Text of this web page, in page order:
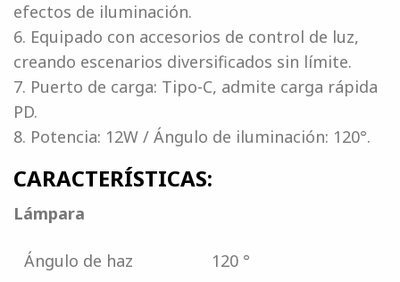
efectos de iluminación.
6. Equipado con accesorios de control de luz,
creando escenarios diversificados sin límite.
7. Puerto de carga: Tipo-C, admite carga rápida
PD.
8. Potencia: 12W / Ángulo de iluminación: 120°.
CARACTERÍSTICAS:
Lámpara
Ángulo de haz
120 °